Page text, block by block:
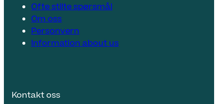
Ofte stilte spørsmål
Om oss
Personvern
Information about us
Kontakt oss